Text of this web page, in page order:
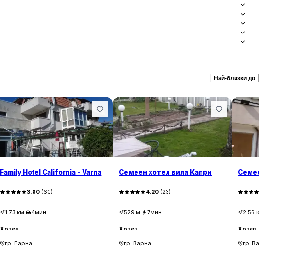
Най-близки до
Family Hotel California - Varna
3.80 (60)
1.73 км· 4мин.
Хотел
гр. Варна
Семеен хотел вила Капри
4.20 (23)
529 м· 7мин.
Хотел
гр. Варна
Семеен
2.56 км
Хотел
гр. Варна